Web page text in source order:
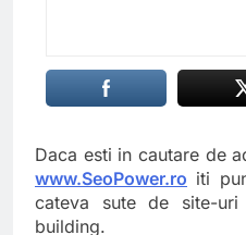
Daca esti in cautare de
www.SeoPower.ro iti
cateva sute de site-
building.